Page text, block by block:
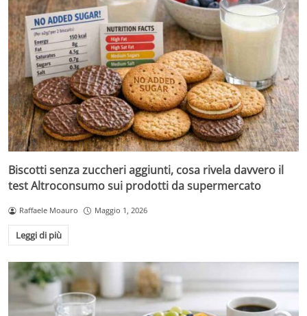
Biscotti senza zuccheri aggiunti, cosa rivela davvero il
test Altroconsumo sui prodotti da supermercato
Raffaele Moauro Maggio 1, 2026
Leggi di più